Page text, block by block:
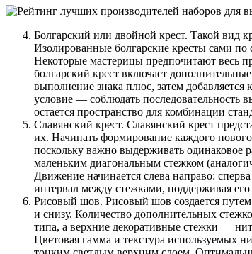
Болгарский или двойной крест. Такой вид
Изолированные болгарские кресты сами
Некоторые мастерицы предпочитают весь
болгарский крест включает
выполнение знака плюс, затем
условие — соблюдать последовательность
остается пространство для комбинации
Славянский крест. Славянский крест
их. Начинать формирование каждого
поскольку важно выдерживать одинаковое
маленьким диагональным стежком
Движение начинается слева направо:
интервал между стежками, поддерживая
Рисовый шов. Рисовый шов создается путем
и снизу. Количество дополнительных
типа, а верхние декоративные стежки —
Цветовая гамма и текстура используемых